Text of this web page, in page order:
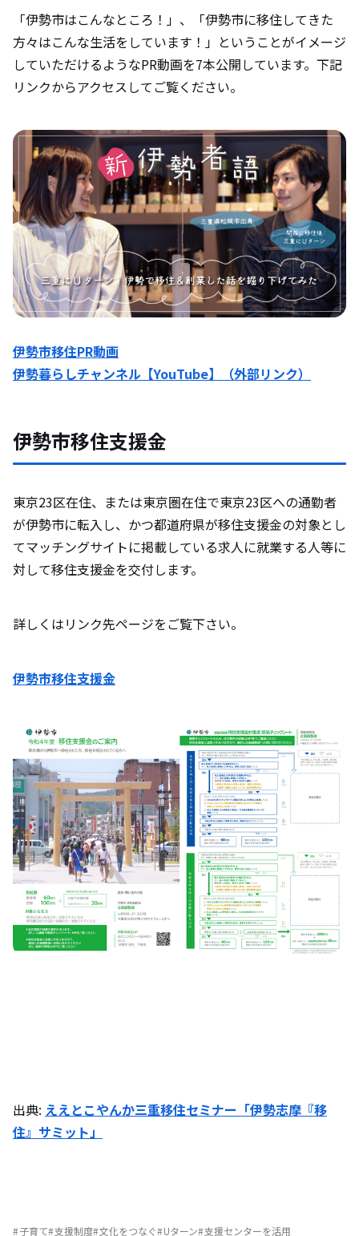
「伊勢市はこんなところ！」、「伊勢市に移住してきた
方々はこんな生活をしています！」ということがイメージ
していただけるようなPR動画を7本公開しています。下記
リンクからアクセスしてご覧ください。
伊勢市移住PR動画
伊勢暮らしチャンネル【YouTube】（外部リンク）
伊勢市移住支援金
東京23区在住、または東京圏在住で東京23区への通勤者
が伊勢市に転入し、かつ都道府県が移住支援金の対象とし
てマッチングサイトに掲載している求人に就業する人等に
対して移住支援金を交付します。
詳しくはリンク先ページをご覧下さい。
伊勢市移住支援金
出典: ええとこやんか三重移住セミナー「伊勢志摩『移
住』サミット」
子育て 支援制度 文化をつなぐ Uターン 支援センターを活用